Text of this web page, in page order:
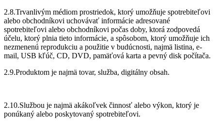
2.8.Trvanlivým médiom prostriedok, ktorý umožňuje spotrebiteľovi
alebo obchodníkovi uchovávať informácie adresované
spotrebiteľovi alebo obchodníkovi počas doby, ktorá zodpovedá
účelu, ktorý plnia tieto informácie, a spôsobom, ktorý umožňuje ich
nezmenenú reprodukciu a použitie v budúcnosti, najmä listina, e-
mail, USB kľúč, CD, DVD, pamäťová karta a pevný disk počítača.
2.9.Produktom je najmä tovar, služba, digitálny obsah.
2.10.Službou je najmä akákoľvek činnosť alebo výkon, ktorý je
ponúkaný alebo poskytovaný spotrebiteľovi.